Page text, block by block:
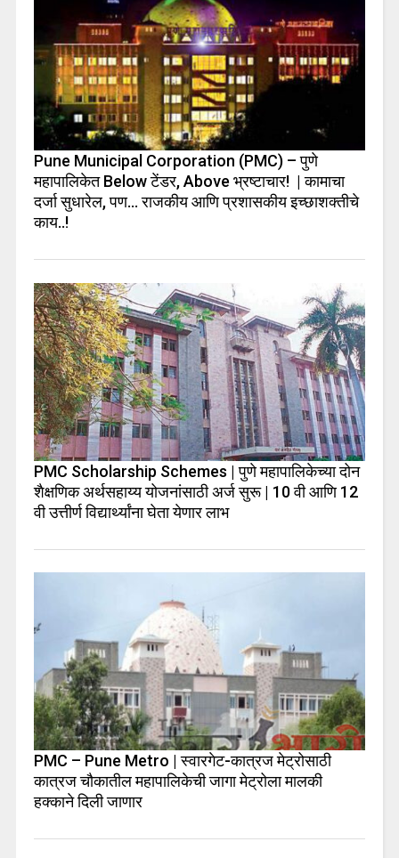
Pune Municipal Corporation (PMC) – पुणे
महापालिकेत Below टेंडर, Above भ्रष्टाचार! | कामाचा
दर्जा सुधारेल, पण… राजकीय आणि प्रशासकीय इच्छाशक्तीचे
काय..!
PMC Scholarship Schemes | पुणे महापालिकेच्या दोन
शैक्षणिक अर्थसहाय्य योजनांसाठी अर्ज सुरू | 10 वी आणि 12
वी उत्तीर्ण विद्यार्थ्यांना घेता येणार लाभ
PMC – Pune Metro | स्वारगेट-कात्रज मेट्रोसाठी
कात्रज चौकातील महापालिकेची जागा मेट्रोला मालकी
हक्काने दिली जाणार